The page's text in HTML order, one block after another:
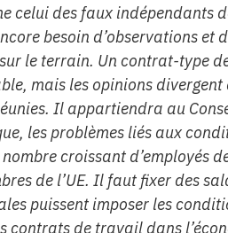
celui des faux indépendants
besoin d’observations et
le terrain. Un contrat-type
mais les opinions divergent
Il appartiendra au
les problèmes liés aux
croissant d’employés
de l’UE. Il faut fixer des
puissent imposer les
contrats de travail dans